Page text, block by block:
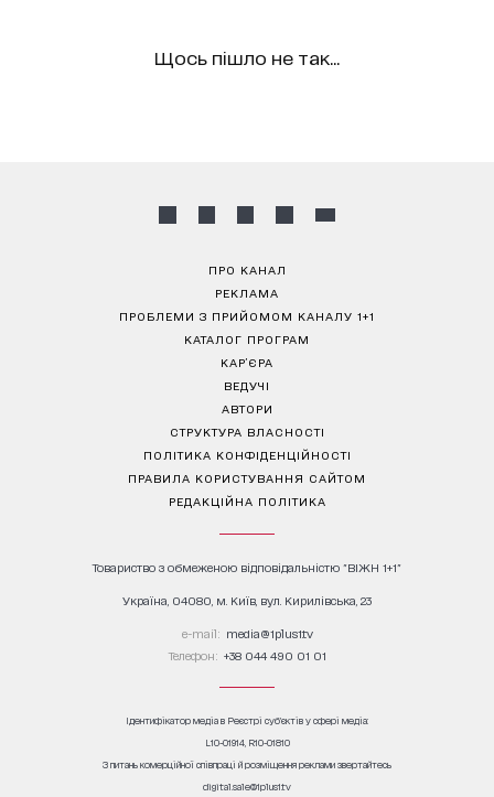
Щось пішло не так...
ПРО КАНАЛ
РЕКЛАМА
ПРОБЛЕМИ З ПРИЙОМОМ КАНАЛУ 1+1
КАТАЛОГ ПРОГРАМ
КАР’ЄРА
ВЕДУЧІ
АВТОРИ
СТРУКТУРА ВЛАСНОСТІ
ПОЛІТИКА КОНФІДЕНЦІЙНОСТІ
ПРАВИЛА КОРИСТУВАННЯ САЙТОМ
РЕДАКЦІЙНА ПОЛІТИКА
Товариство з обмеженою відповідальністю "ВІЖН 1+1"
Україна, 04080, м. Київ, вул. Кирилівська, 23
е-mail: media@1plus1.tv
Телефон: +38 044 490 01 01
Ідентифікатор медіа в Реєстрі суб’єктів у сфері медіа:
L10-01914, R10-01810
З питань комерційної співпраці й розміщення реклами звертайтесь
digital.sale@1plus1.tv